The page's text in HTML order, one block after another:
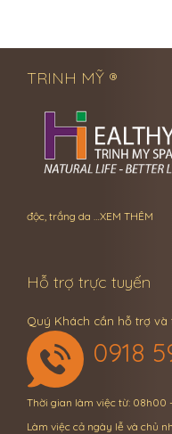
TRINH MỸ ®
độc, trắng da …XEM THÊM
Hỗ trợ trực tuyến
Quý Khách cần hỗ trợ và
0918
Thời gian làm việc từ: 08h00
Làm việc cả ngày lễ và chủ